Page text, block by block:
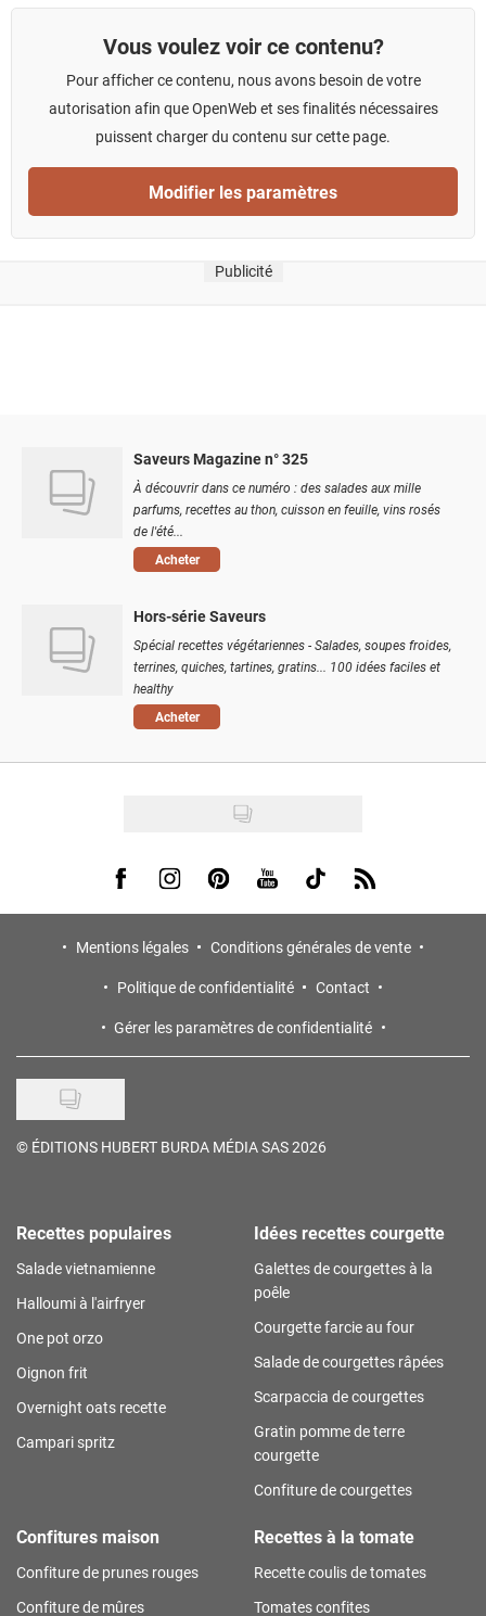
Vous voulez voir ce contenu?
Pour afficher ce contenu, nous avons besoin de votre
autorisation afin que OpenWeb et ses finalités nécessaires
puissent charger du contenu sur cette page.
Modifier les paramètres
Publicité
Saveurs Magazine n° 325
À découvrir dans ce numéro : des salades aux mille
parfums, recettes au thon, cuisson en feuille, vins rosés
de l'été...
Acheter
Hors-série Saveurs
Spécial recettes végétariennes - Salades, soupes froides,
terrines, quiches, tartines, gratins... 100 idées faciles et
healthy
Acheter
Visit us on Facebook
Visit us on Instagram
Visit us on Pinterest
Visit us on Youtube
Visit us on Tiktok
Visit us on Rss
Mentions légales
Conditions générales de vente
Politique de confidentialité
Contact
Gérer les paramètres de confidentialité
© ÉDITIONS HUBERT BURDA MÉDIA SAS 2026
Recettes populaires
Salade vietnamienne
Halloumi à l'airfryer
One pot orzo
Oignon frit
Overnight oats recette
Campari spritz
Idées recettes courgette
Galettes de courgettes à la
poêle
Courgette farcie au four
Salade de courgettes râpées
Scarpaccia de courgettes
Gratin pomme de terre
courgette
Confiture de courgettes
Confitures maison
Confiture de prunes rouges
Confiture de mûres
Recettes à la tomate
Recette coulis de tomates
Tomates confites